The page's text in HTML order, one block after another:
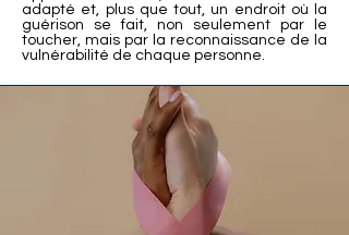
adapté et, plus que tout, un endroit où la
guérison se fait, non seulement par le
toucher, mais par la reconnaissance de la
vulnérabilité de chaque personne.